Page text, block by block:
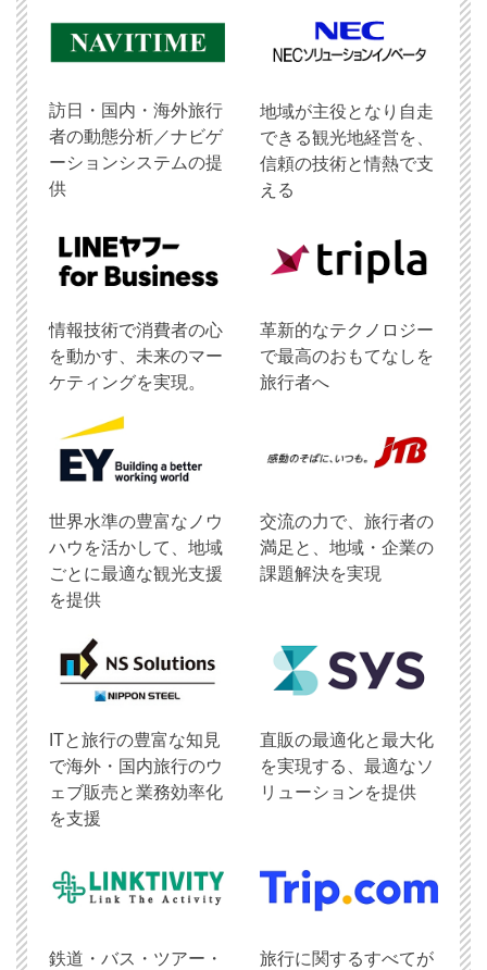
訪日・国内・海外旅行
者の動態分析／ナビゲ
ーションシステムの提
供
地域が主役となり自走
できる観光地経営を、
信頼の技術と情熱で支
える
情報技術で消費者の心
を動かす、未来のマー
ケティングを実現。
革新的なテクノロジー
で最高のおもてなしを
旅行者へ
世界水準の豊富なノウ
ハウを活かして、地域
ごとに最適な観光支援
を提供
交流の力で、旅行者の
満足と、地域・企業の
課題解決を実現
ITと旅行の豊富な知見
で海外・国内旅行のウ
ェブ販売と業務効率化
を支援
直販の最適化と最大化
を実現する、最適なソ
リューションを提供
鉄道・バス・ツアー・
旅行に関するすべてが